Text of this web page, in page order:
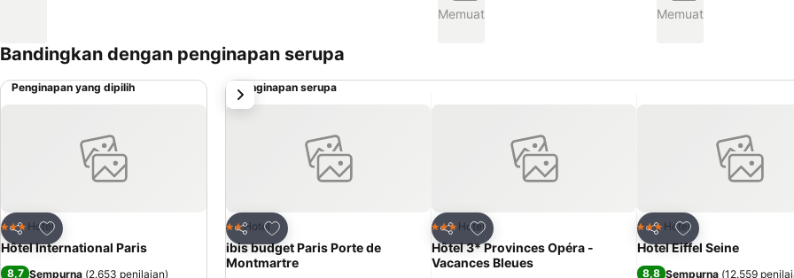
Memuat Memuat
Bandingkan dengan penginapan serupa
Penginapan yang dipilih
Bagikan
Tambahkan ke favorit
3 Bintang
Hotel
Hôtel International Paris
8,7 Sempurna (2.653 penilaian)
Penginapan serupa
Bagikan
Tambahkan ke favorit
2 Bintang
Hotel
ibis budget Paris Porte de
Montmartre
Bagikan
Tambahkan ke favorit
3 Bintang
Hotel
Hôtel 3* Provinces Opéra -
Vacances Bleues
Bagikan
Tambahkan ke
3 Bintang
Hotel
Hotel Eiffel Seine
8,8 Sempurna (12.559
Selanjutnya